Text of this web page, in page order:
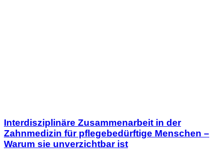
Interdisziplinäre Zusammenarbeit in der
Zahnmedizin für pflegebedürftige Menschen –
Warum sie unverzichtbar ist